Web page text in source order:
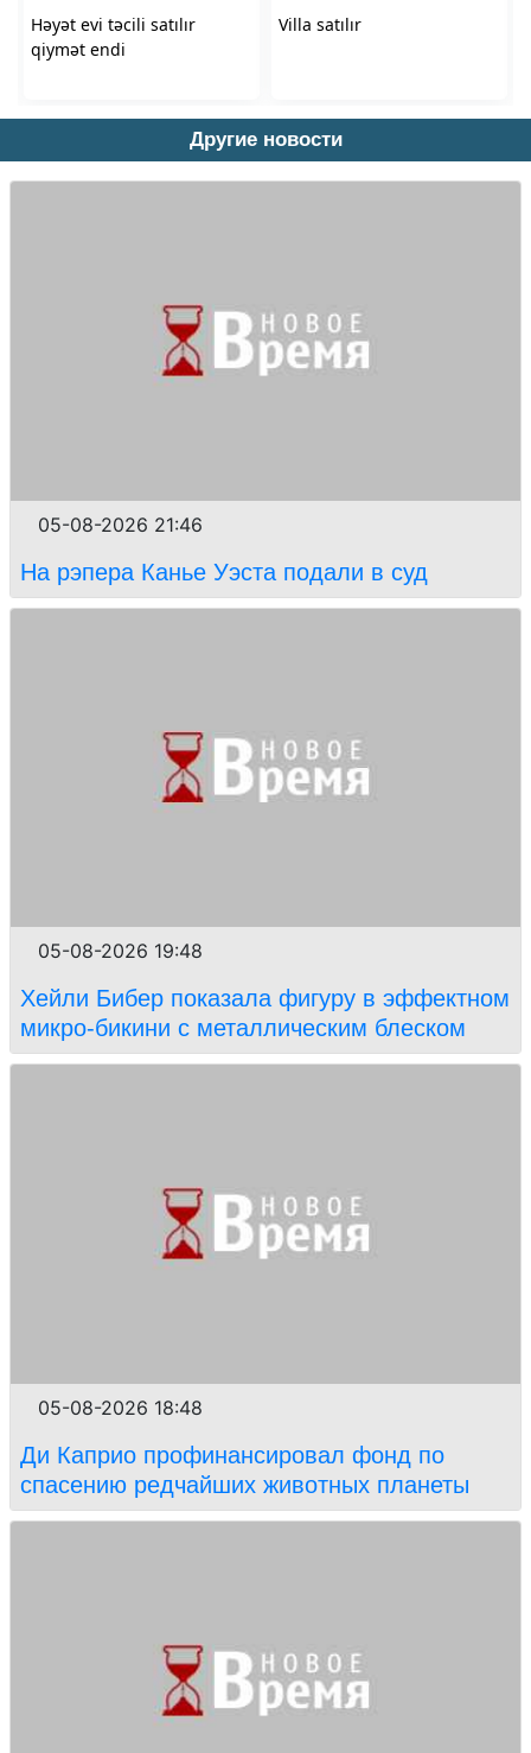
Другие новости
05-08-2026 21:46
На рэпера Канье Уэста подали в суд
05-08-2026 19:48
Хейли Бибер показала фигуру в эффектном
микро-бикини с металлическим блеском
05-08-2026 18:48
Ди Каприо профинансировал фонд по
спасению редчайших животных планеты